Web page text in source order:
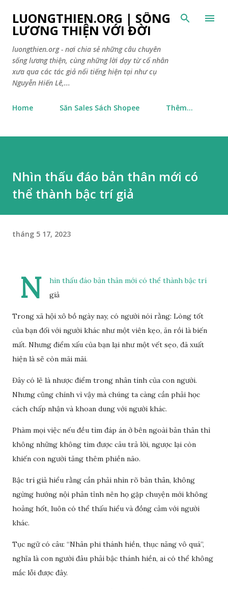
Chuyển đến nội dung chính
LUONGTHIEN.ORG | SỐNG
LƯƠNG THIỆN VỚI ĐỜI
luongthien.org - nơi chia sẻ những câu chuyên
sống lương thiện, cùng những lời dạy từ cổ nhân
xưa qua các tác giả nổi tiếng hiện tại như cụ
Nguyễn Hiến Lê,...
Home Săn Sales Sách Shopee Thêm…
Nhìn thấu đáo bản thân mới có
thể thành bậc trí giả
tháng 5 17, 2023
N
hìn thấu đáo bản thân mới có thể thành bậc trí
giả
Trong xã hội xô bồ ngày nay, có người nói rằng: Lòng tốt
của bạn đối với người khác như một viên kẹo, ăn rồi là biến
mất. Nhưng điểm xấu của bạn lại như một vết sẹo, đã xuất
hiện là sẽ còn mãi mãi.
Đây có lẽ là nhược điểm trong nhân tính của con người.
Nhưng cũng chính vì vậy mà chúng ta càng cần phải học
cách chấp nhận và khoan dung với người khác.
Phàm mọi việc nếu đều tìm đáp án ở bên ngoài bản thân thì
không những không tìm được câu trả lời, ngược lại còn
khiến con người tăng thêm phiền não.
Bậc trí giả hiểu rằng cần phải nhìn rõ bản thân, không
ngừng hướng nội phản tỉnh nên họ gặp chuyện mới không
hoảng hốt, luôn có thể thấu hiểu và đồng cảm với người
khác.
Tục ngữ có câu: “Nhân phi thánh hiền, thục năng vô quá”,
nghĩa là con người đâu phải bậc thánh hiền, ai có thể không
mắc lỗi được đây.